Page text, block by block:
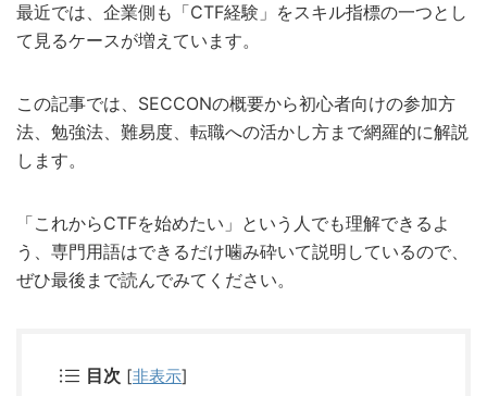
最近では、企業側も「CTF経験」をスキル指標の一つとし
て見るケースが増えています。
この記事では、SECCONの概要から初心者向けの参加方
法、勉強法、難易度、転職への活かし方まで網羅的に解説
します。
「これからCTFを始めたい」という人でも理解できるよ
う、専門用語はできるだけ噛み砕いて説明しているので、
ぜひ最後まで読んでみてください。
目次 [非表示]